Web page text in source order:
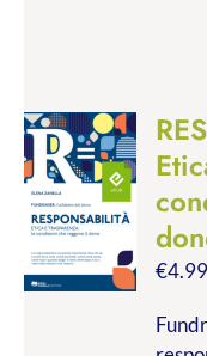
€4.99